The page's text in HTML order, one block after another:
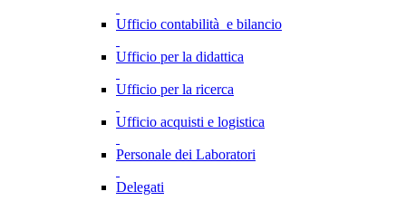
Ufficio contabilità e bilancio
Ufficio per la didattica
Ufficio per la ricerca
Ufficio acquisti e logistica
Personale dei Laboratori
Delegati